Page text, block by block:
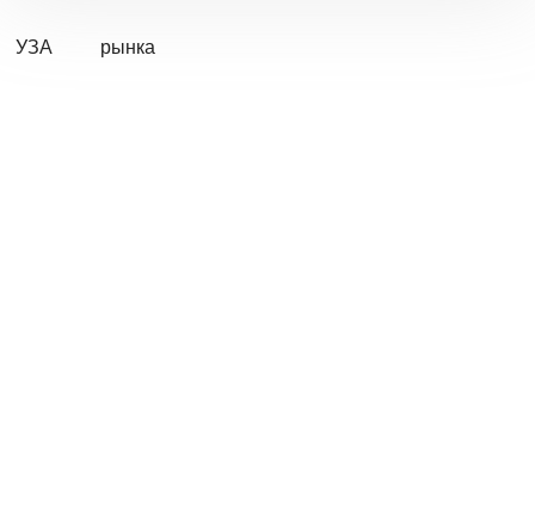
УЗА рынка